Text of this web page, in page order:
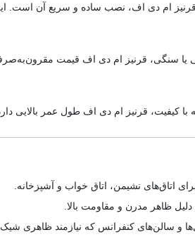
ام دی اف، نصب ساده و سریع آن است.
یا سنگی، قرنیز ام دی اف قیمت
با کیفیت، قرنیز ام دی اف طول عمر
اتاق‌های نشیمن، اتاق خواب و آشپزخانه.
دلیل ظاهر مدرن و مقاومت بالا.
و سالن‌های کنفرانس که نیازمند ظاهری شیک